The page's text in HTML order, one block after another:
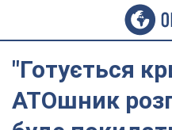
"Готується
АТОшник